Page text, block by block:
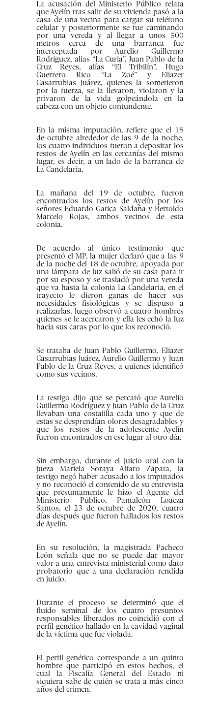
La acusación del Ministerio Público relata
que Ayelín tras salir de su vivienda pasó a la
casa de una vecina para cargar su teléfono
celular y posteriormente se fue caminando
por una vereda y al llegar a unos 500
metros cerca de una barranca fue
interceptada por Aurelio Guillermo
Rodríguez, alias “La Curia”, Juan Pablo de la
Cruz Reyes, alías “El Tribilín”, Hugo
Guerrero Rico “La Zoé” y Eliazer
Casarrubias Juárez, quienes la sometieron
por la fuerza, se la llevaron, violaron y la
privaron de la vida golpeándola en la
cabeza con un objeto contundente.
En la misma imputación, refiere que el 18
de octubre alrededor de las 9 de la noche,
los cuatro individuos fueron a depositar los
restos de Ayelín en las cercanías del mismo
lugar, es decir, a un lado de la barranca de
La Candelaria.
La mañana del 19 de octubre, fueron
encontrados los restos de Ayelín por los
señores Eduardo Gatica Saldaña y Bertoldo
Marcelo Rojas, ambos vecinos de esta
colonia.
De acuerdo al único testimonio que
presentó el MP, la mujer declaró que a las 9
de la noche del 18 de octubre, apoyada por
una lámpara de luz salió de su casa para ir
por su esposo y se trasladó por una vereda
que va hasta la colonia La Candelaria, en el
trayecto le dieron ganas de hacer sus
necesidades fisiológicas y se dispuso a
realizarlas, luego observó a cuatro hombres
quienes se le acercaron y ella les echó la luz
hacia sus caras por lo que los reconoció.
Se trataba de Juan Pablo Guillermo, Eliazer
Casarrubias Juárez, Aurelio Guillermo y Juan
Pablo de la Cruz Reyes, a quienes identificó
como sus vecinos.
La testigo dijo que se percató que Aurelio
Guillermo Rodríguez y Juan Pablo de la Cruz
llevaban una costalilla cada uno y que de
estas se desprendían olores desagradables y
que los restos de la adolescente Ayelín
fueron encontrados en ese lugar al otro día.
Sin embargo, durante el juicio oral con la
jueza Mariela Soraya Alfaro Zapata, la
testigo negó haber acusado a los imputados
y no reconoció el contenido de su entrevista
que presuntamente le hizo el Agente del
Ministerio Público, Pantaleón Loaeza
Santos, el 23 de octubre de 2020, cuatro
días después que fueron hallados los restos
de Ayelín.
En su resolución, la magistrada Pacheco
León señala que no se puede dar mayor
valor a una entrevista ministerial como dato
probatorio que a una declaración rendida
en juicio.
Durante el proceso se determinó que el
fluido seminal de los cuatro presuntos
responsables liberados no coincidió con el
perfil genético hallado en la cavidad vaginal
de la víctima que fue violada.
El perfil genético corresponde a un quinto
hombre que participó en estos hechos, el
cual la Fiscalía General del Estado ni
siquiera sabe de quién se trata a más cinco
años del crimen.